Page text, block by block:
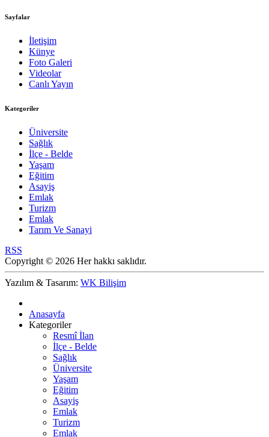
Sayfalar
İletişim
Künye
Foto Galeri
Videolar
Canlı Yayın
Kategoriler
Üniversite
Sağlık
İlçe - Belde
Yaşam
Eğitim
Asayiş
Emlak
Turizm
Emlak
Tarım Ve Sanayi
RSS
Copyright © 2026 Her hakkı saklıdır.
Yazılım & Tasarım: WK Bilişim
Anasayfa
Kategoriler
Resmî İlan
İlçe - Belde
Sağlık
Üniversite
Yaşam
Eğitim
Asayiş
Emlak
Turizm
Emlak